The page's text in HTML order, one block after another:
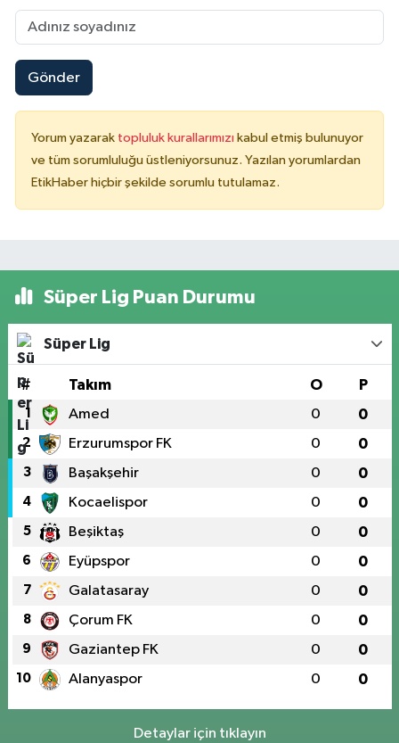
Gönder
Yorum yazarak topluluk kurallarımızı kabul etmiş bulunuyor
ve tüm sorumluluğu üstleniyorsunuz. Yazılan yorumlardan
EtikHaber hiçbir şekilde sorumlu tutulamaz.
Süper Lig Puan Durumu
Süper Lig
# Takım O P
1 Amed 0 0
2 Erzurumspor FK 0 0
3 Başakşehir 0 0
4 Kocaelispor 0 0
5 Beşiktaş 0 0
6 Eyüpspor 0 0
7 Galatasaray 0 0
8 Çorum FK 0 0
9 Gaziantep FK 0 0
10 Alanyaspor 0 0
Detaylar için tıklayın